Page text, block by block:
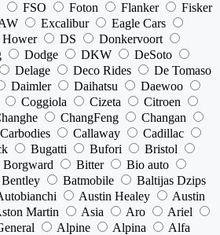
FSO Foton Flanker
Fisker
Excalibur
Eagle Cars
DS
Donkervoort
Dodge DKW
DeSoto
Delage Deco Rides
De Tomaso
Daimler Daihatsu
Daewoo
Coggiola Cizeta
Citroen
ChangFeng
Changan
Carbodies Callaway
Cadillac
Bugatti Bufori
Bristol
Borgward Bitter
Bio auto
Bentley Batmobile
Baltijas Dzips
Austin Healey
Austin
Martin Asia Aro
Ariel
Alpine Alpina
Alfa